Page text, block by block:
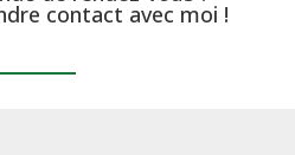
contact avec moi !